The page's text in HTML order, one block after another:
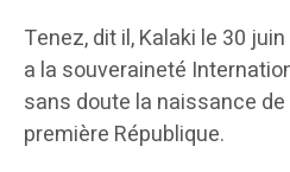
Tenez, dit il, Kalaki le 30
a la souveraineté
sans doute la naissance
première République.